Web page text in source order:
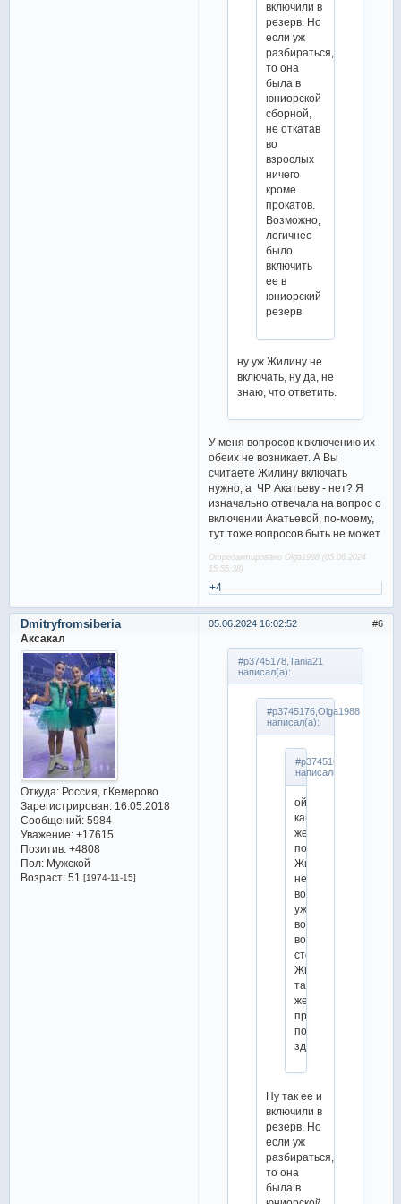
включили в
резерв. Но
если уж
разбираться,
то она
была в
юниорской
сборной,
не откатав
во
взрослых
ничего
кроме
прокатов.
Возможно,
логичнее
было
включить
ее в
юниорский
резерв
ну уж Жилину не
включать, ну да, не
знаю, что ответить.
У меня вопросов к включению их
обеих не возникает. А Вы
считаете Жилину включать
нужно, а ЧР Акатьеву - нет? Я
изначально отвечала на вопрос о
включении Акатьевой, по-моему,
тут тоже вопросов быть не может
Отредактировано Olga1988 (05.06.2024
15:55:38)
+4
6
05.06.2024 16:02:52
Dmitryfromsiberia
Аксакал
Откуда:Россия, г.Кемерово
Зарегистрирован: 16.05.2018
Сообщений:5984
Уважение: +17615
Позитив: +4808
Пол:Мужской
Возраст:51 [1974-11-15]
#p3745178,Tania21
написал(а):
#p3745176,Olga1988
написал(а):
#p3745169,Tania21
написал(а):
ой,
как
же
по
Жилиной
не
возникает,
уже
вон
вой
стоит,
Жилина
так
же
пропустила
по
здоровью.
Ну так ее и
включили в
резерв. Но
если уж
разбираться,
то она
была в